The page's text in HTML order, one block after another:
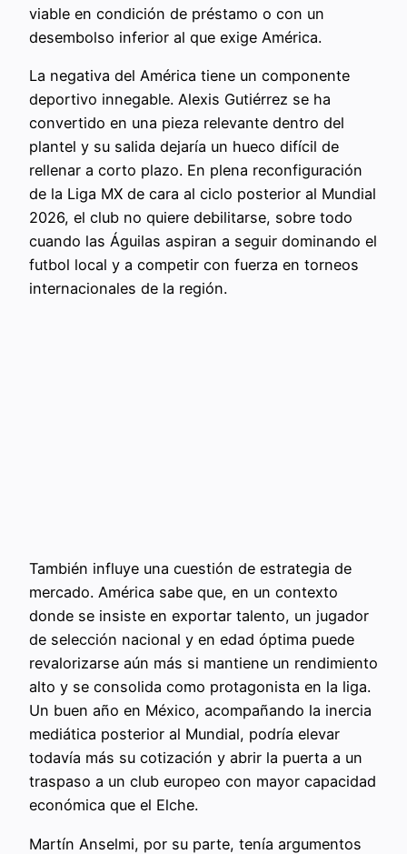
viable en condición de préstamo o con un
desembolso inferior al que exige América.
La negativa del América tiene un componente
deportivo innegable. Alexis Gutiérrez se ha
convertido en una pieza relevante dentro del
plantel y su salida dejaría un hueco difícil de
rellenar a corto plazo. En plena reconfiguración
de la Liga MX de cara al ciclo posterior al Mundial
2026, el club no quiere debilitarse, sobre todo
cuando las Águilas aspiran a seguir dominando el
futbol local y a competir con fuerza en torneos
internacionales de la región.
También influye una cuestión de estrategia de
mercado. América sabe que, en un contexto
donde se insiste en exportar talento, un jugador
de selección nacional y en edad óptima puede
revalorizarse aún más si mantiene un rendimiento
alto y se consolida como protagonista en la liga.
Un buen año en México, acompañando la inercia
mediática posterior al Mundial, podría elevar
todavía más su cotización y abrir la puerta a un
traspaso a un club europeo con mayor capacidad
económica que el Elche.
Martín Anselmi, por su parte, tenía argumentos